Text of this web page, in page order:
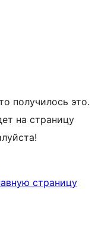
получилось это.
на страницу
страницу